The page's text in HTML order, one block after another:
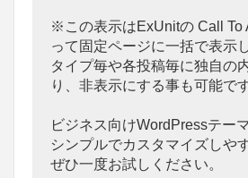
※この表示はExUnitの Call To
って固定ページに一括で表示
タイプ毎や各投稿毎に独自の
り、非表示にする事も可能です
ビジネス向けWordPressテー
シンプルでカスタマイズしや
ぜひ一度お試しください。